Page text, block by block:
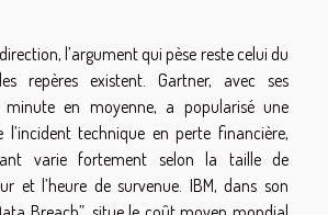
l’argument qui pèse reste celui du
repères existent. Gartner, avec ses
en moyenne, a popularisé une
technique en perte financière,
varie fortement selon la taille de
et l’heure de survenue. IBM, dans son